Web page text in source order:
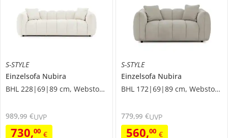
S-STYLE
Einzelsofa Nubira
BHL 228|69|89 cm, Webstoff grob
730,00 €
989,99 €UVP
S-STYLE
Einzelsofa Nubira
BHL 172|69|89 cm, Webstoff grob
560,00 €
779,99 €UVP